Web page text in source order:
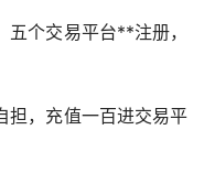
个交易平台**注册，
担，充值一百进交易平